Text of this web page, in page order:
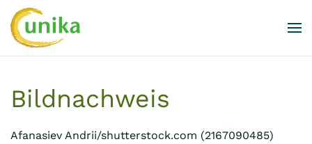
Skip to main content
Bildnachweis
Afanasiev Andrii/shutterstock.com (2167090485)